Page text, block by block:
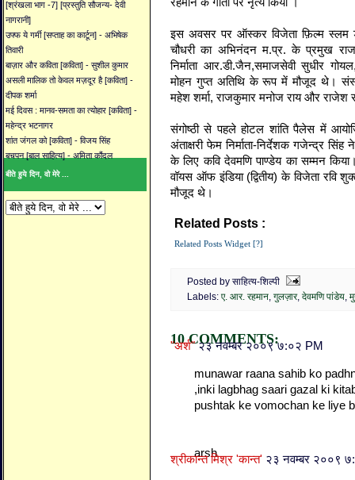
[श्रंखला भाग -7] [प्रस्तुति सौजन्य- देवी
नागरानी]
उफ्फ ये गर्मी [सप्ताह का कार्टून] - अभिषेक
तिवारी
बाज़ार और कविता [कविता] - सुशील कुमार
असली मालिक तो केवल मज़दूर है [कविता] -
दीपक शर्मा
मई दिवस : मानव-समता का त्योहार [कविता] -
महेन्द्र भटनागर
शांत जंगल को [कविता] - विजय सिंह
बचपन [बाल साहित्य] - अमिता कौंदल
बीते हुये दिन, वो मेरे ...
इस अवसर पर ऑस्कर विजेता फ़िल्म स्लम
चौधरी का अभिनंदन म.प्र.के प्रमुख
निर्माता आर.डी.जैन,समाजसेवी सुधीर गोयल
मोहन गुप्त अतिथि के रूप में मौजूद थे ।
महेश शर्मा,राजकुमार मनोज राय और राजेश
संगोष्ठी से पहले होटल शांति पैलेस में
अंताक्षरी फेम निर्माता-निर्देशक गजेन्द्र सिंह ने
के लिए कवि देवमणि पाण्डेय का सम्मन किया
वॉयस ऑफ इंडिया(द्वितीय)के विजेता रवि
मौजूद थे ।
Related Posts :
Related Posts Widget [?]
Posted by साहित्य-शिल्पी
Labels: ए. आर. रहमान, गुलज़ार, देवमणि पांडेय,
10 COMMENTS:
"अर्श" २३ नवम्बर २००९ ७:०२ PM
munawar raana sahib ko
,inki lagbhag saari gazal ki
pushtak ke vomochan ke liye
arsh
श्रीकान्त मिश्र 'कान्त' २३ नवम्बर २००९